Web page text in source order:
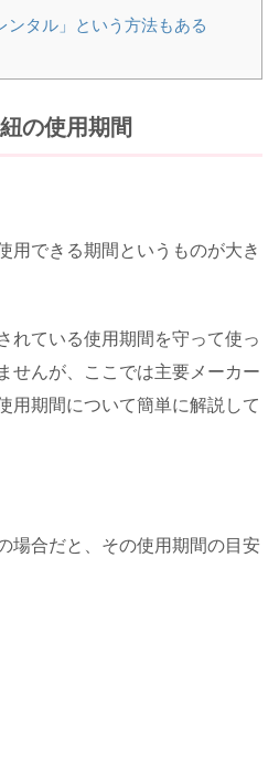
タル」という方法もある
の使用期間
用できる期間というものが大き
れている使用期間を守って使っ
せんが、ここでは主要メーカー
用期間について簡単に解説して
場合だと、その使用期間の目安